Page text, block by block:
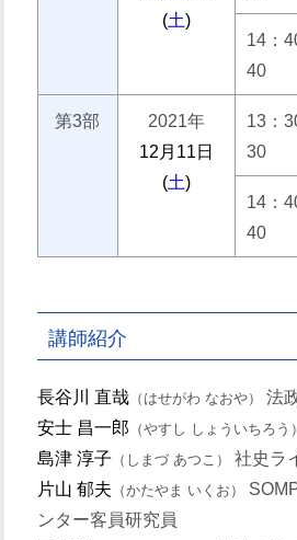
(土)
14：
40
第3部
2021年
12月11日
(土)
13：
30
14：
40
講師紹介
長谷川 直哉（はせがわ なおや）
法
安士 昌一郎 （やすし しょういちろう）
島津 淳子 （しまづ あつこ）
社史ラ
片山 郁夫 （かたやま いくお）
ンター客員研究員